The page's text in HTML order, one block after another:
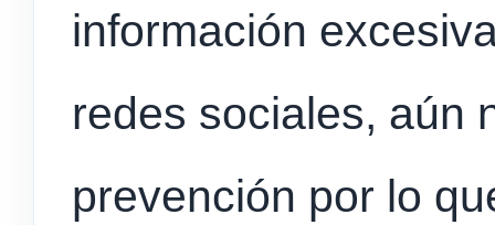
información
redes sociales, aún
prevención por lo